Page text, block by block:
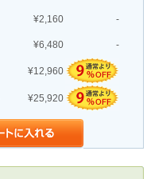
¥2,160 -
¥6,480 -
¥12,960
¥25,920